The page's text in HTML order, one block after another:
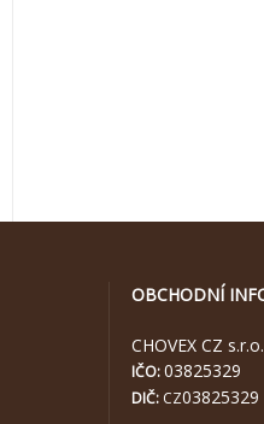
OBCHODNÍ
CHOVEX CZ s.r.o.
IČO:03825329
DIČ: CZ03825329